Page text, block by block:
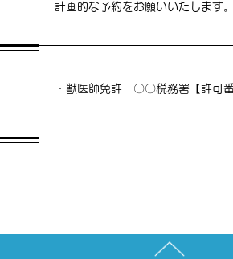
​計画的な予約をお願いいたします。
・獣医師免許 〇〇税務署【許可